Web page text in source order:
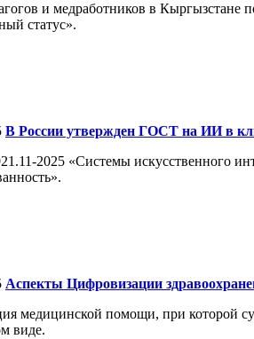
и медработников в
статус».
В России утвержден ГОСТ на ИИ в
2025 «Системы искусственного
Аспекты Цифровизации
медицинской помощи, при которой
виде.